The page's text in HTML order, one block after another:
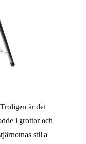
är det
i grottor och
stilla